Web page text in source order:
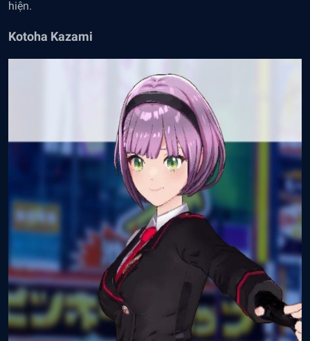
hiện.
Kotoha Kazami